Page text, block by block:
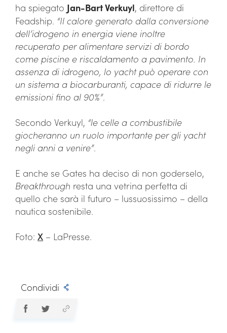
ha spiegato Jan-Bart Verkuyl, direttore di
Feadship. “Il calore generato dalla conversione
dell’idrogeno in energia viene inoltre
recuperato per alimentare servizi di bordo
come piscine e riscaldamento a pavimento. In
assenza di idrogeno, lo yacht può operare con
un sistema a biocarburanti, capace di ridurre le
emissioni fino al 90%”.
Secondo Verkuyl, “le celle a combustibile
giocheranno un ruolo importante per gli yacht
negli anni a venire”.
E anche se Gates ha deciso di non goderselo,
Breakthrough resta una vetrina perfetta di
quello che sarà il futuro – lussuosissimo – della
nautica sostenibile.
Foto: X – LaPresse.
Condividi